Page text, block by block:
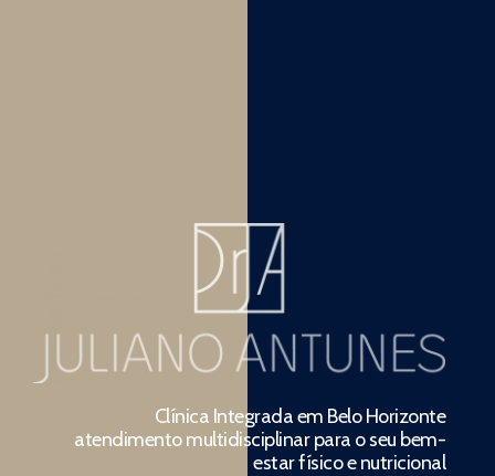
Clínica Integrada em Belo Horizonte
atendimento multidisciplinar para o seu bem-
estar físico e nutricional